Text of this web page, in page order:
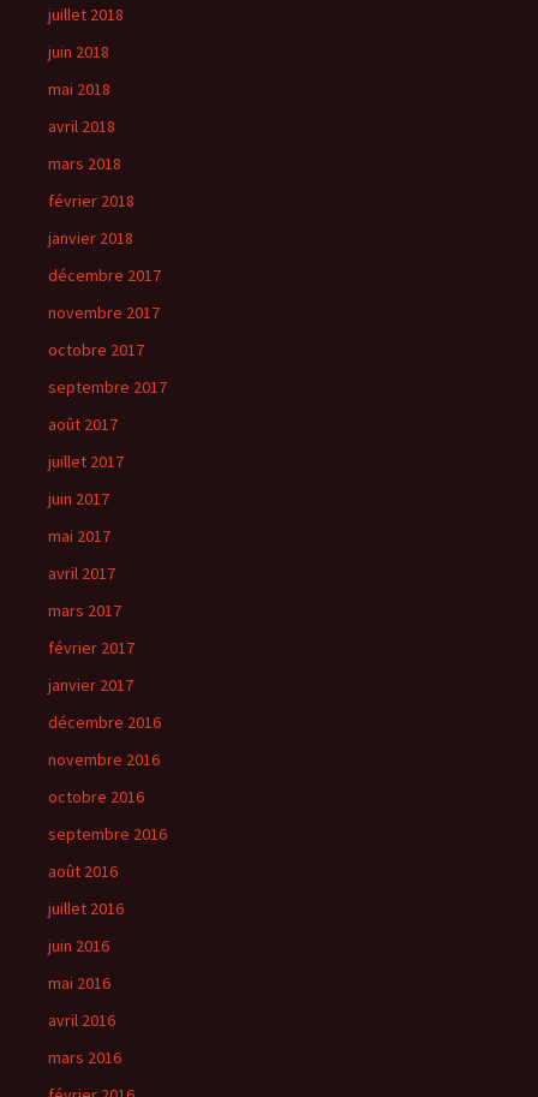
juillet 2018
juin 2018
mai 2018
avril 2018
mars 2018
février 2018
janvier 2018
décembre 2017
novembre 2017
octobre 2017
septembre 2017
août 2017
juillet 2017
juin 2017
mai 2017
avril 2017
mars 2017
février 2017
janvier 2017
décembre 2016
novembre 2016
octobre 2016
septembre 2016
août 2016
juillet 2016
juin 2016
mai 2016
avril 2016
mars 2016